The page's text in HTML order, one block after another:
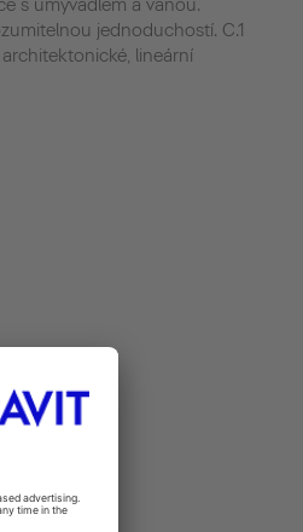
s umyvadlem a vanou.
jednoduchostí. C.1
lineární